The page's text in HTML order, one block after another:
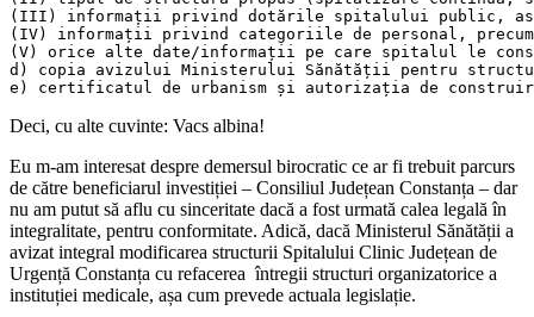
(III) informații privind dotările spitalului public,
(IV) informații privind categoriile de personal,
(V) orice alte date/informații pe care spitalul le
d) copia avizului Ministerului Sănătății pentru
e) certificatul de urbanism și autorizația de
Deci, cu alte cuvinte: Vacs albina!
Eu m-am interesat despre demersul birocratic ce ar fi trebuit parcurs
de către beneficiarul investiției – Consiliul Județean Constanța – dar
nu am putut să aflu cu sinceritate dacă a fost urmată calea legală în
integralitate, pentru conformitate. Adică, dacă Ministerul Sănătății a
avizat integral modificarea structurii Spitalului Clinic Județean de
Urgență Constanța cu refacerea întregii structuri organizatorice a
instituției medicale, așa cum prevede actuala legislație.